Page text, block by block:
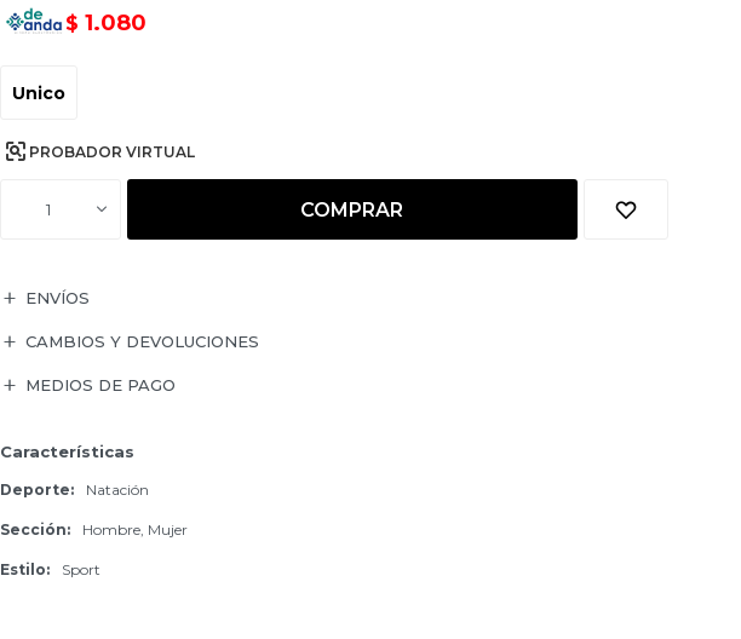
$ 1.080
Unico
PROBADOR VIRTUAL
1 COMPRAR
ENVÍOS
CAMBIOS Y DEVOLUCIONES
MEDIOS DE PAGO
Características
Deporte Natación
Sección Hombre, Mujer
Estilo Sport